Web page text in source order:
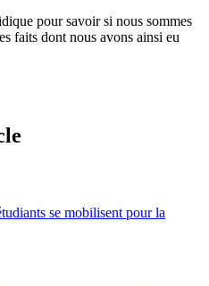
pour savoir si nous sommes
faits dont nous avons ainsi eu
se mobilisent pour la